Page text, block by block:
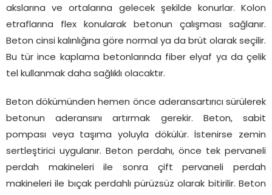
akslarına ve ortalarına gelecek şekilde konurlar. Kolon
etraflarına flex konularak betonun çalışması sağlanır.
Beton cinsi kalınlığına göre normal ya da brüt olarak seçilir.
Bu tür ince kaplama betonlarında fiber elyaf ya da çelik
tel kullanmak daha sağlıklı olacaktır.
Beton dökümünden hemen önce aderansartırıcı sürülerek
betonun aderansını artırmak gerekir. Beton, sabit
pompası veya taşıma yoluyla dökülür. İstenirse zemin
sertleştirici uygulanır. Beton perdahı, önce tek pervaneli
perdah makineleri ile sonra çift pervaneli perdah
makineleri ile bıçak perdahlı pürüzsüz olarak bitirilir. Beton